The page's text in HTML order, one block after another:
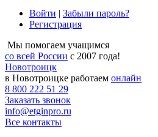
Войти | Забыли пароль?
Регистрация
Мы помогаем учащимся
со всей России с 2007 года!
Новотроицк
в Новотроицке работаем онлайн
8 800 222 51 29
Заказать звонок
info@etginpro.ru
Все контакты